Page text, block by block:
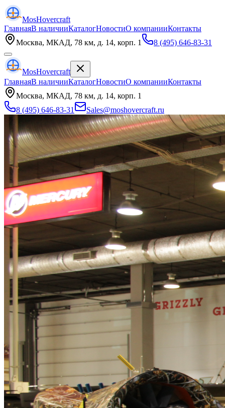
MosHovercraft
ГлавнаяВ наличииКаталогНовостиО компанииКонтакты
Москва, МКАД, 78 км, д. 14, корп. 1
8 (495) 646-83-31
MosHovercraft
ГлавнаяВ наличииКаталогНовостиО компанииКонтакты
Москва, МКАД, 78 км, д. 14, корп. 1
8 (495) 646-83-31
Sales@moshovercraft.ru